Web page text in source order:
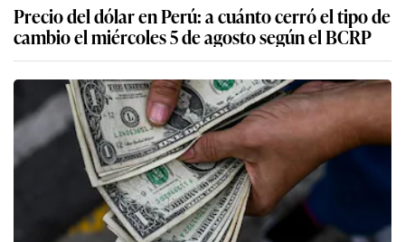
Precio del dólar en Perú: a cuánto cerró el tipo de
cambio el miércoles 5 de agosto según el BCRP